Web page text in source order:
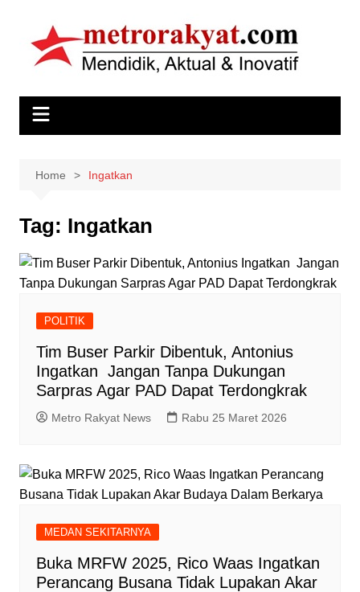
content
Home Ingatkan
Tag: Ingatkan
POLITIK
Tim Buser Parkir Dibentuk, Antonius
Ingatkan Jangan Tanpa Dukungan
Sarpras Agar PAD Dapat Terdongkrak
Metro Rakyat News Rabu 25 Maret 2026
MEDAN SEKITARNYA
Buka MRFW 2025, Rico Waas Ingatkan
Perancang Busana Tidak Lupakan Akar